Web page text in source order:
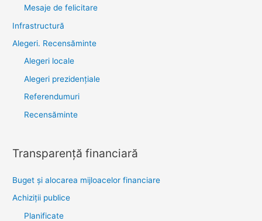
Mesaje de felicitare
Infrastructură
Alegeri. Recensăminte
Alegeri locale
Alegeri prezidențiale
Referendumuri
Recensăminte
Transparenţă financiară
Buget și alocarea mijloacelor financiare
Achiziţii publice
Planificate